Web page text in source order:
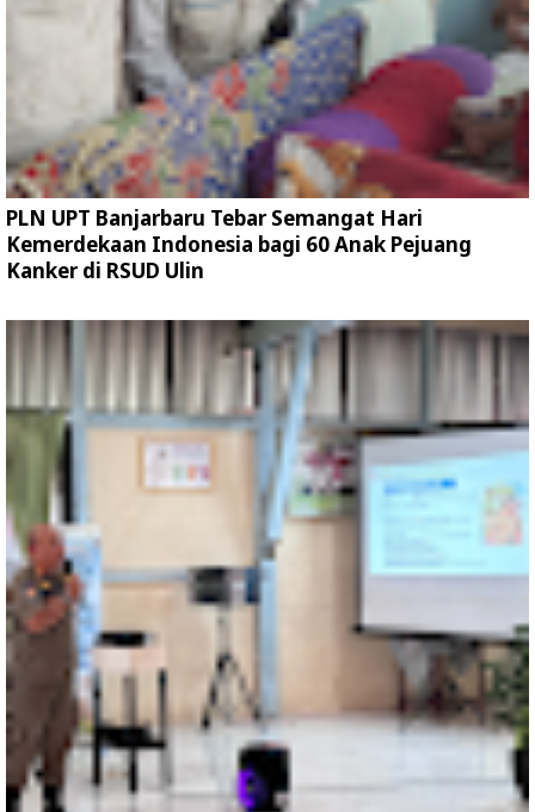
PLN UPT Banjarbaru Tebar Semangat Hari
Kemerdekaan Indonesia bagi 60 Anak Pejuang
Kanker di RSUD Ulin